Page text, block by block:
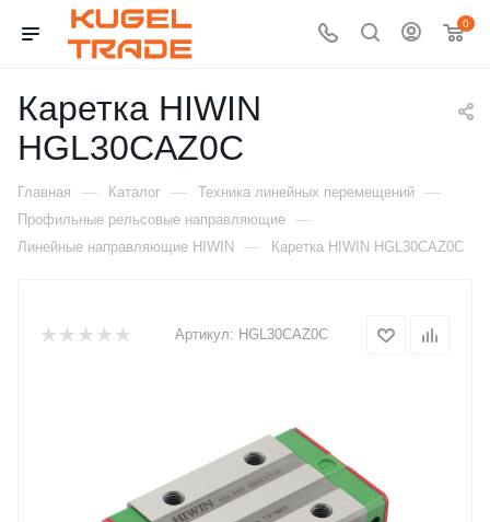
0
Каретка HIWIN
HGL30CAZ0C
Главная — Каталог — Техника линейных перемещений —
Профильные рельсовые направляющие —
Линейные направляющие HIWIN — Каретка HIWIN HGL30CAZ0C
Артикул: HGL30CAZ0C